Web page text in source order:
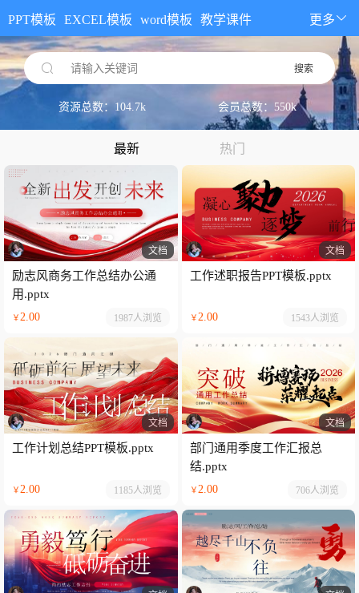
PPT模板 EXCEL模板 word模板 教学课件 更多
请输入关键词 搜索
资源总数：104.7k 会员总数：550k
最新 热门
文档
励志风商务工作总结办公通
用.pptx
￥2.00 1987人浏览
文档
工作述职报告PPT模板.pptx
￥2.00 1543人浏览
文档
工作计划总结PPT模板.pptx
￥2.00 1185人浏览
文档
部门通用季度工作汇报总
结.pptx
￥2.00 706人浏览